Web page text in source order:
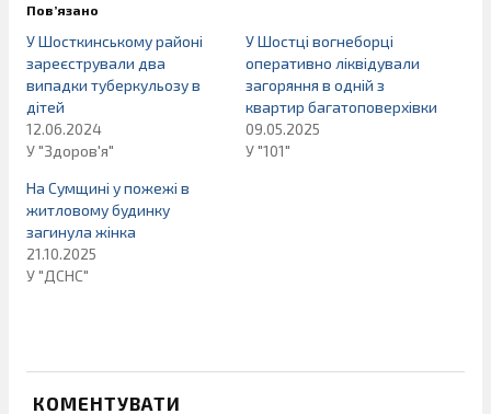
Пов’язано
У Шосткинському районі
зареєстрували два
випадки туберкульозу в
дітей
12.06.2024
У "Здоров'я"
У Шостці вогнеборці
оперативно ліквідували
загоряння в одній з
квартир багатоповерхівки
09.05.2025
У "101"
На Сумщині у пожежі в
житловому будинку
загинула жінка
21.10.2025
У "ДСНС"
КОМЕНТУВАТИ